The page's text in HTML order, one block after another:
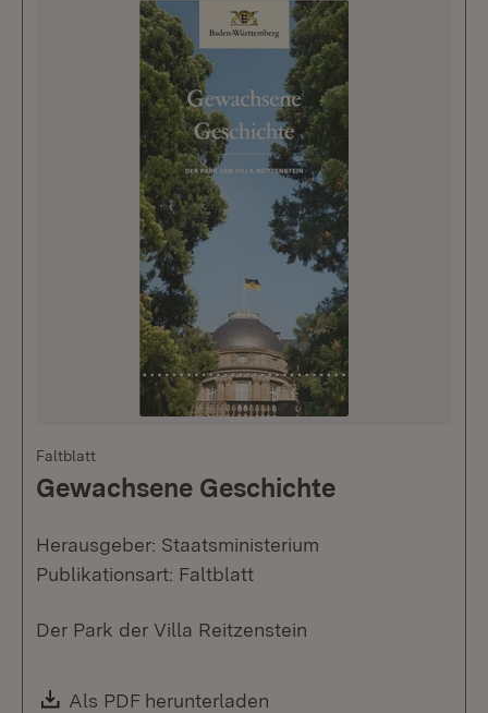
Faltblatt
Gewachsene Geschichte
Herausgeber: Staatsministerium
Publikationsart: Faltblatt
Der Park der Villa Reitzenstein
Download:
Als PDF herunterladen